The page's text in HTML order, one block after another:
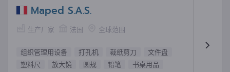
Maped S.A.S.
生产厂家 法国 全球范围
组织管理用设备 打孔机 裁纸剪刀
文件盘
塑料尺
放大镜 圆规 铅笔
书桌用品